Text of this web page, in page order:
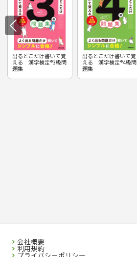
出るとこだけ書いて覚
える 漢字検定®3級問
題集
出るとこだけ書いて覚
える 漢字検定®4級問
題集
会社概要
利用規約
プライバシーポリシー